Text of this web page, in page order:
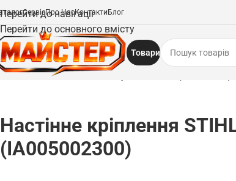
Перейти до навігації
Перейти до основного вмісту
СервісПро НасКонтакти Блог
Товари
Запчастини
Настінне кріплення
(IA005002300)